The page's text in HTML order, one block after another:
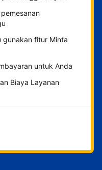
gunakan fitur Minta
untuk Anda
Biaya Layanan